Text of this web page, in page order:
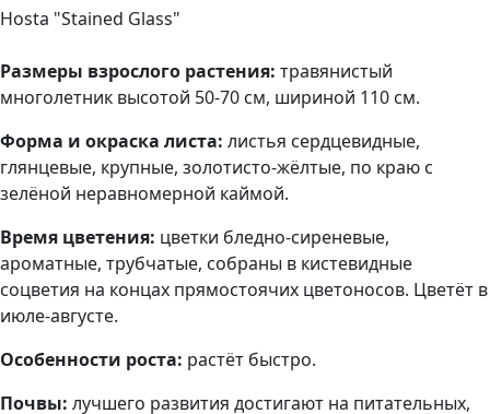
Hosta "Stained Glass"
Размеры взрослого растения: травянистый
многолетник высотой 50-70 см, шириной 110 см.
Форма и окраска листа: листья сердцевидные,
глянцевые, крупные, золотисто-жёлтые, по краю с
зелёной неравномерной каймой.
Время цветения: цветки бледно-сиреневые,
ароматные, трубчатые, собраны в кистевидные
соцветия на концах прямостоячих цветоносов. Цветёт в
июле-августе.
Особенности роста: растёт быстро.
Почвы: лучшего развития достигают на питательных,